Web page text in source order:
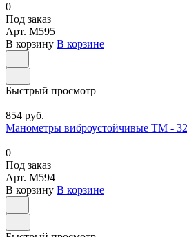
0
Под заказ
Арт. M595
В корзину В корзине
Быстрый просмотр
854 руб.
Манометры виброустойчивые ТМ -
0
Под заказ
Арт. M594
В корзину В корзине